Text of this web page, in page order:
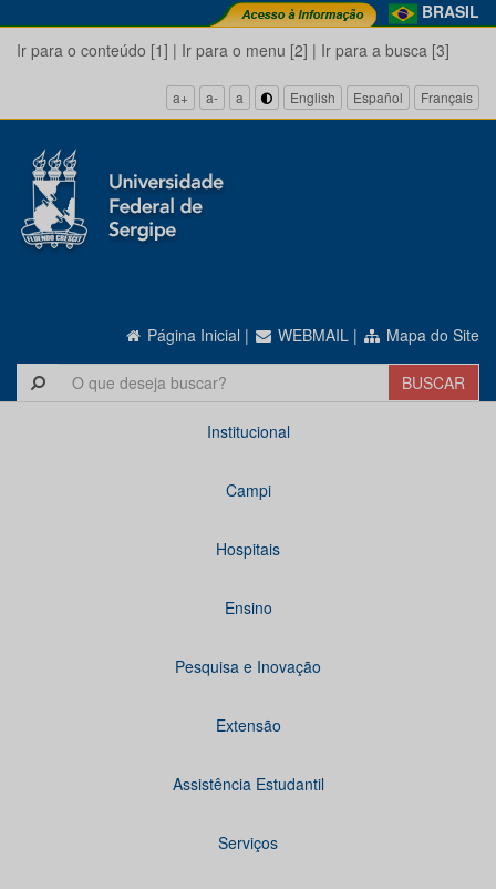
BRASIL
Ir para o conteúdo [1] | Ir para o menu [2] | Ir para a busca [3]
a+ a- a English Español Français
Página Inicial | WEBMAIL | Mapa do Site
Institucional
Campi
Hospitais
Ensino
Pesquisa e Inovação
Extensão
Assistência Estudantil
Serviços